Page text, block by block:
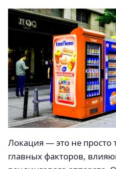
Локация — это не просто
главных факторов,